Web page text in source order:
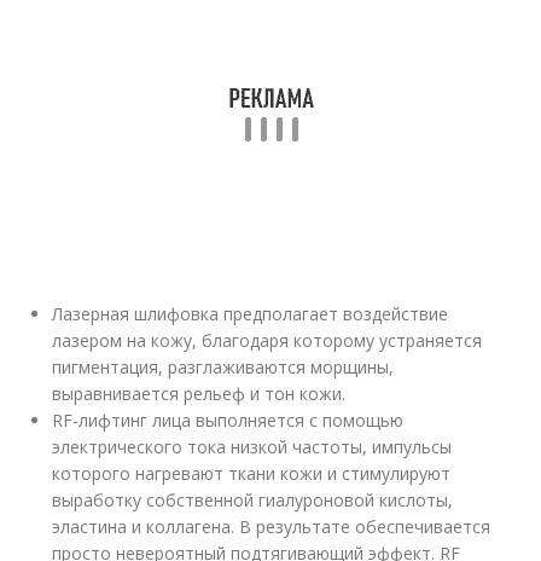
Лазерная шлифовка предполагает воздействие
лазером на кожу, благодаря которому устраняется
пигментация, разглаживаются морщины,
выравнивается рельеф и тон кожи.
RF-лифтинг лица выполняется с помощью
электрического тока низкой частоты, импульсы
которого нагревают ткани кожи и стимулируют
выработку собственной гиалуроновой кислоты,
эластина и коллагена. В результате обеспечивается
просто невероятный подтягивающий эффект. RF